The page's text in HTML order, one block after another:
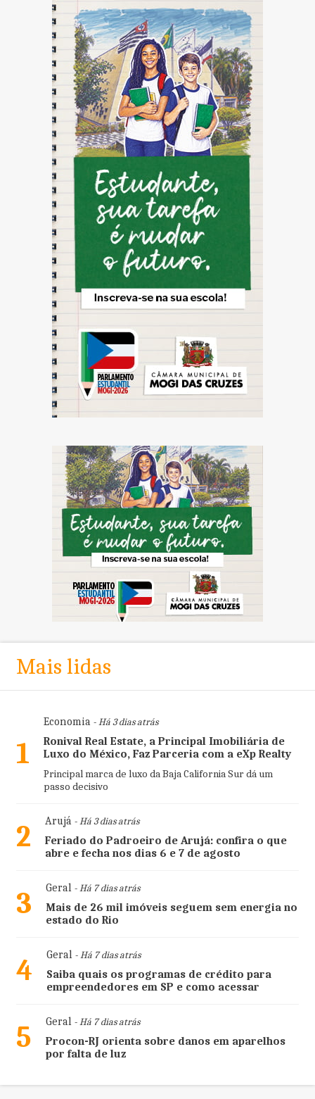
Mais lidas
1
Economia- Há 3 dias atrás
Ronival Real Estate, a Principal Imobiliária de
Luxo do México, Faz Parceria com a eXp Realty
Principal marca de luxo da Baja California Sur dá um
passo decisivo
2 Arujá- Há 3 dias atrás
Feriado do Padroeiro de Arujá: confira o que
abre e fecha nos dias 6 e 7 de agosto
3 Geral- Há 7 dias atrás
Mais de 26 mil imóveis seguem sem energia no
estado do Rio
4 Geral- Há 7 dias atrás
Saiba quais os programas de crédito para
empreendedores em SP e como acessar
5 Geral- Há 7 dias atrás
Procon-RJ orienta sobre danos em aparelhos
por falta de luz